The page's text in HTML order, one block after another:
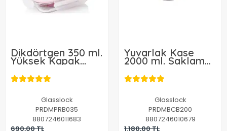
Dikdörtgen 350 ml.
Yüksek Kapak
Saklama Kabı
Glasslock
PRDMPRB035
8807246011683
690,00 TL
Yuvarlak Kase
2000 ml. Saklama
Kabı
Glasslock
PRDMBCB200
8807246010679
1.180,00 TL